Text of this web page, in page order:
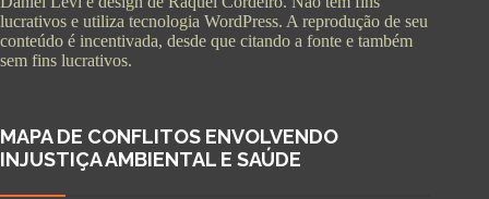
lucrativos e utiliza tecnologia WordPress. A reprodução de seu
conteúdo é incentivada, desde que citando a fonte e também
sem fins lucrativos.
MAPA DE CONFLITOS ENVOLVENDO
INJUSTIÇA AMBIENTAL E SAÚDE